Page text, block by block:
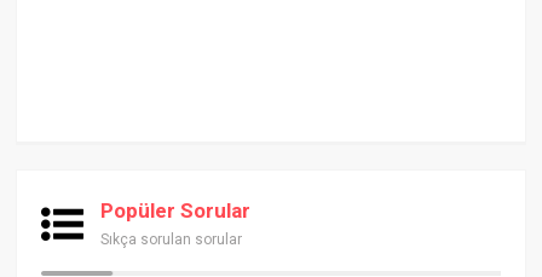
Popüler Sorular
Sıkça sorulan sorular